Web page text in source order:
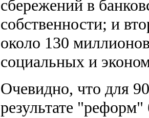
сбережений в
собственности; и
около 130
социальных и
Очевидно, что для
результате "реформ"